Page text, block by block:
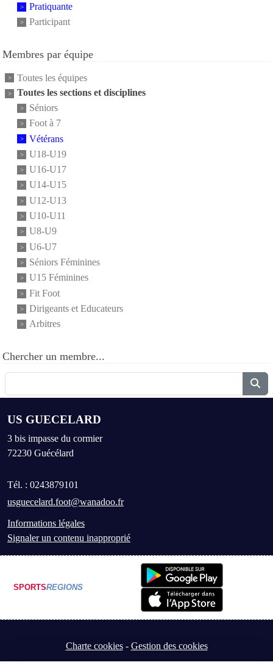
Pratiquante
Participant
Membres par équipe
Toutes les équipes
Toutes les sections et disciplines
Séniors
Foot à 7
Vétérans
U18-U19
U16-U17
U14-U15
U12-U13
U10-U11
U8-U9
U6-U7
Séniors Féminines
U15 Féminines
Fit Foot
Dirigeants et Educateurs
Arbitres
Chercher un membre...
US GUECELARD
3 bis impasse du cormier
72230 Guécélard
Tél. : 0243879101
usguecelard.foot@wanadoo.fr
Informations légales
Signaler un contenu inapproprié
SPORTSREGIONS
Charte cookies Gestion des cookies